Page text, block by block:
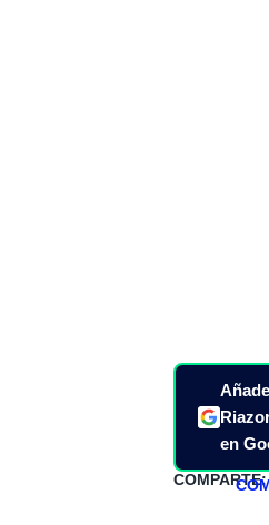
Añade
en
COMPARTE: